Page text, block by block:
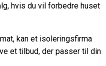
hvis du vil forbedre huset
kan et isoleringsfirma
et tilbud, der passer til din